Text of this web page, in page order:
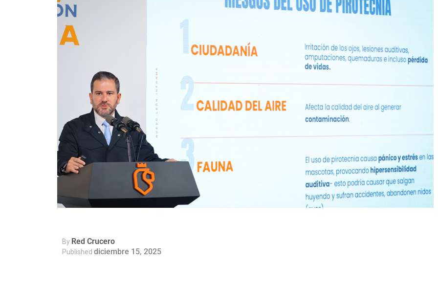
By Red Crucero
Published diciembre 15, 2025